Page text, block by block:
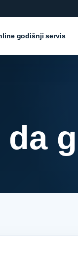
godišnji servis